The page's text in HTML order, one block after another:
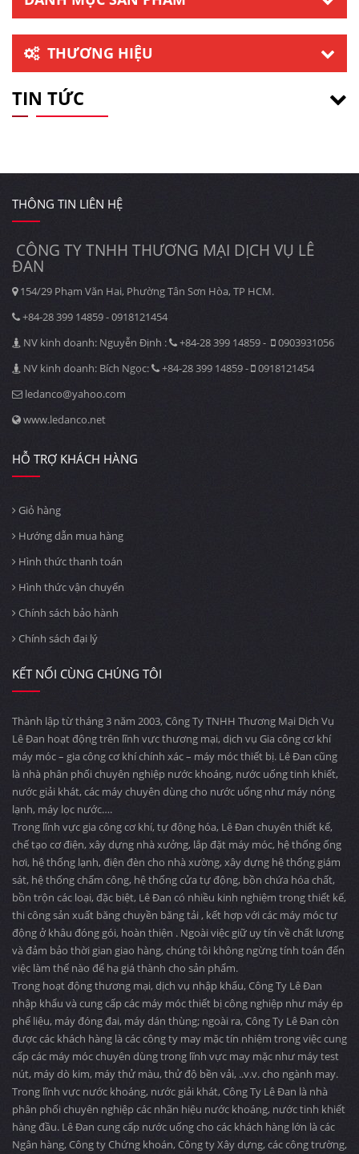
THƯƠNG HIỆU
TIN TỨC
THÔNG TIN LIÊN HỆ
CÔNG TY TNHH THƯƠNG MẠI DỊCH VỤ LÊ
ĐAN
154/29 Phạm Văn Hai, Phường Tân Sơn Hòa, TP HCM.
+84-28 399 14859 - 0918121454
NV kinh doanh: Nguyễn Định :
+84-28 399 14859 -
0903931056
NV kinh doanh: Bích Ngọc:
+84-28 399 14859 -
0918121454
ledanco@yahoo.com
www.ledanco.net
HỖ TRỢ KHÁCH HÀNG
Giỏ hàng
Hướng dẫn mua hàng
Hình thức thanh toán
Hình thức vận chuyển
Chính sách bảo hành
Chính sách đại lý
KẾT NỐI CÙNG CHÚNG TÔI
Thành lập từ tháng 3 năm 2003, Công Ty TNHH Thương Mại Dịch Vụ
Lê Đan hoạt động trên lĩnh vực thương mại, dịch vụ Gia công cơ khí
máy móc – gia công cơ khí chính xác – máy móc thiết bị. Lê Đan cũng
là nhà phân phối chuyên nghiệp nước khoáng, nước uống tinh khiết,
nước giải khát, các máy chuyên dùng cho nước uống như máy nóng
lạnh, máy lọc nước….
Trong lĩnh vực gia công cơ khí, tự động hóa, Lê Đan chuyên thiết kế,
chế tạo cơ điện, xây dựng nhà xưởng, lắp đặt máy móc, hệ thống ống
hơi, hệ thống lạnh, điện đèn cho nhà xường, xây dựng hệ thống giám
sát, hệ thống chấm công, hệ thống cửa tự động, bồn chứa hóa chất,
bồn trộn các loại, đặc biệt, Lê Đan có nhiều kinh nghiệm trong thiết kế,
thi công sản xuất băng chuyền băng tải , kết hợp với các máy móc tự
động ở khâu đóng gói, hoàn thiện . Ngoài việc giữ uy tín về chất lượng
và đảm bảo thời gian giao hàng, chúng tôi không ngừng tính toán đến
việc làm thế nào để hạ giá thành cho sản phẩm.
Trong hoạt động thương mại, dịch vụ nhập khẩu, Công Ty Lê Đan
nhập khẩu và cung cấp các máy móc thiết bị công nghiệp như máy ép
phế liệu, máy đóng đai, máy dán thùng; ngoài ra, Công Ty Lê Đan còn
được các khách hàng là các công ty may mặc tín nhiệm trong việc cung
cấp các máy móc chuyên dùng trong lĩnh vực may mặc như máy test
nút, máy dò kim, máy thử màu, thử độ bền vải, ..v.v. cho ngành may.
Trong lĩnh vực nước khoáng, nước giải khát, Công Ty Lê Đan là nhà
phân phối chuyên nghiệp các nhãn hiệu nước khoáng, nước tinh khiết
hàng đầu. Lê Đan cung cấp nước uống cho các khách hàng lớn là các
Ngân hàng, Công ty Chứng khoán, Công ty Xây dựng, các công trường,